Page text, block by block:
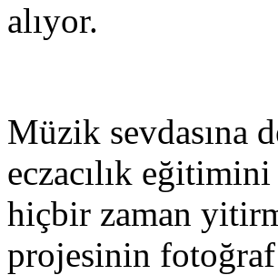
alıyor.
Müzik sevdasına
eczacılık
hiçbir zaman
projesinin